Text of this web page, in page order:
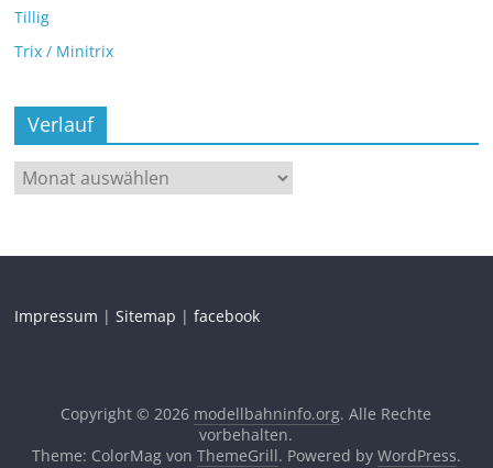
Tillig
Trix / Minitrix
Verlauf
Impressum |Sitemap |facebook
Copyright © 2026 modellbahninfo.org. Alle Rechte
vorbehalten.
Theme: ColorMag von ThemeGrill. Powered by WordPress.